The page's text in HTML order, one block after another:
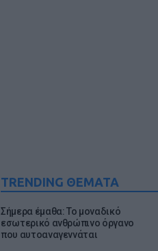
TRENDING ΘΕΜΑΤΑ
Σήμερα έμαθα: Το μοναδικό
εσωτερικό ανθρώπινο όργανο
που αυτοαναγεννάται